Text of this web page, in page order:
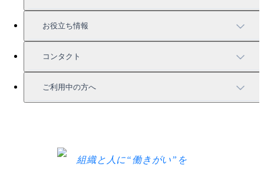
活用方法
会社情報
お役立ち情報
お役立ち資料一覧
セミナー情報
コンタクト
サービス資料請求
ご利用中の方へ
組織と人に“働きがい”を